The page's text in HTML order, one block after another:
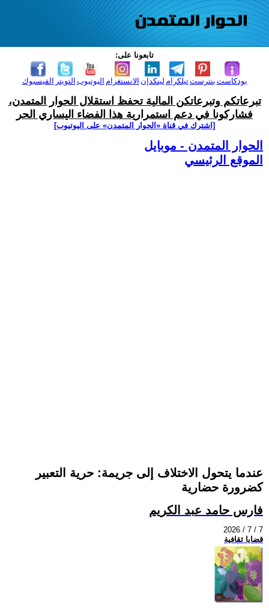
تابعونا على:
الفيسبوك التويتر اليوتيوب الانستغرام لينكدإن تيلكرامبنترست بودكاست
تبرعاتكم وتبرعاتكن المالية تحفظ استقلال الحوار المتمدن،
فشاركونا في دعم استمرارية هذا الفضاء اليساري الحر
[اشترك في قناة ‫«الحوار المتمدن» على اليوتيوب]
الحوار المتمدن - موبايل
الموقع الرئيسي
عندما يتحول الاختلاف إلى جريمة: حرية التعبير
كضرورة حضارية
فارس حامد عبد الكريم
2026 / 7 / 7
قضايا ثقافية